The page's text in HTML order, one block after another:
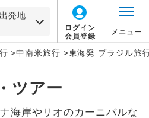
発地
ログイン
会員登録
メニュー
>中南米旅行 >東海発 ブラジル旅
ツアー
海岸やリオのカーニバルな
ー